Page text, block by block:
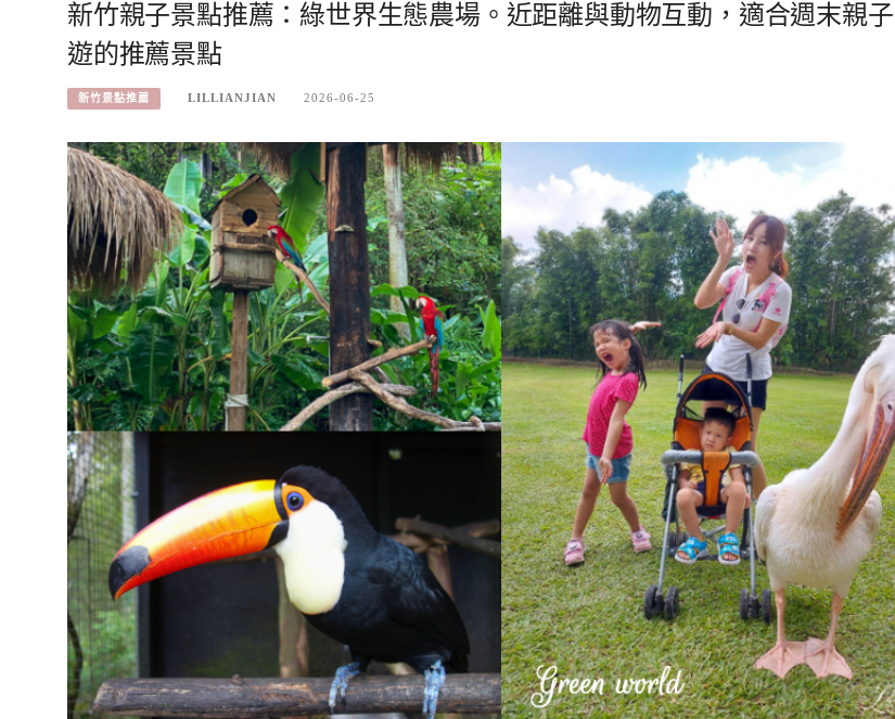
新竹親子景點推薦：綠世界生態農場。近距離與動物互動，適合週末親
遊的推薦景點
新竹景點推薦 LILLIANJIAN 2026-06-25